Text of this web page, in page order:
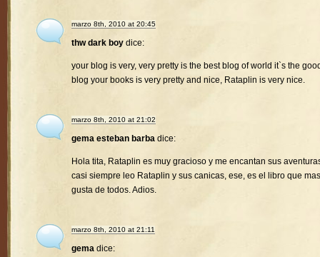
marzo 8th, 2010 at 20:45
thw dark boy dice:
your blog is very, very pretty is the best blog of world it`s the
blog your books is very pretty and nice, Rataplin is very nice.
marzo 8th, 2010 at 21:02
gema esteban barba dice:
Hola tita, Rataplin es muy gracioso y me encantan sus
casi siempre leo Rataplin y sus canicas, ese, es el libro que
gusta de todos. Adios.
marzo 8th, 2010 at 21:11
gema dice: